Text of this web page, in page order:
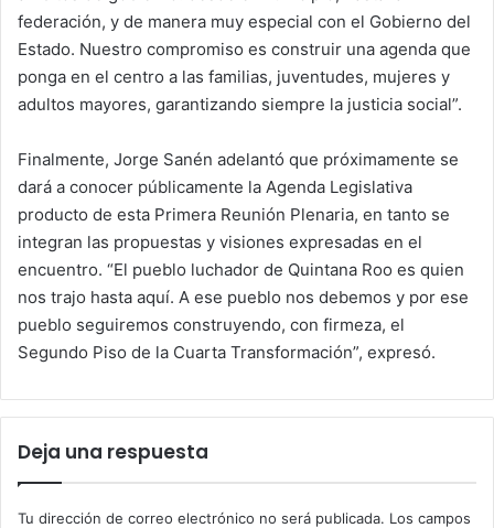
federación, y de manera muy especial con el Gobierno del
Estado. Nuestro compromiso es construir una agenda que
ponga en el centro a las familias, juventudes, mujeres y
adultos mayores, garantizando siempre la justicia social”.
Finalmente, Jorge Sanén adelantó que próximamente se
dará a conocer públicamente la Agenda Legislativa
producto de esta Primera Reunión Plenaria, en tanto se
integran las propuestas y visiones expresadas en el
encuentro. “El pueblo luchador de Quintana Roo es quien
nos trajo hasta aquí. A ese pueblo nos debemos y por ese
pueblo seguiremos construyendo, con firmeza, el
Segundo Piso de la Cuarta Transformación”, expresó.
Deja una respuesta
Tu dirección de correo electrónico no será publicada. Los campos